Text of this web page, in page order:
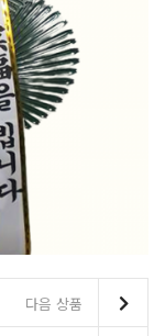
다음 상품